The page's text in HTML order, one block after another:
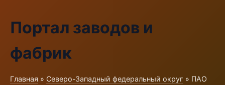
Портал заводов и
фабрик
Главная » Северо-Западный федеральный округ » ПАО